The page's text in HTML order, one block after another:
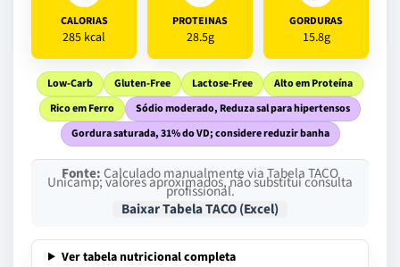
CALORIAS
285 kcal
PROTEINAS
28.5g
GORDURAS
15.8g
Low-Carb Gluten-Free Lactose-Free
Alto em Proteína
Rico em Ferro
Sódio moderado, Reduza sal para hipertensos
Gordura saturada, 31% do VD; considere reduzir banha
Fonte:Calculado manualmente via Tabela TACO
Unicamp; valores aproximados, não substitui consulta
profissional.
Baixar Tabela TACO (Excel)
Ver tabela nutricional completa